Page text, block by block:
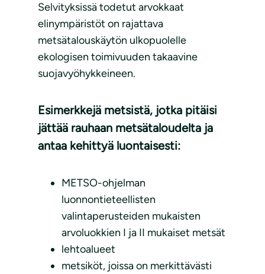
Selvityksissä todetut arvokkaat
elinympäristöt on rajattava
metsätalouskäytön ulkopuolelle
ekologisen toimivuuden takaavine
suojavyöhykkeineen.
Esimerkkejä metsistä, jotka pitäisi
jättää rauhaan metsätaloudelta ja
antaa kehittyä luontaisesti:
METSO-ohjelman
luonnontieteellisten
valintaperusteiden mukaisten
arvoluokkien I ja II mukaiset metsät
lehtoalueet
metsiköt, joissa on merkittävästi